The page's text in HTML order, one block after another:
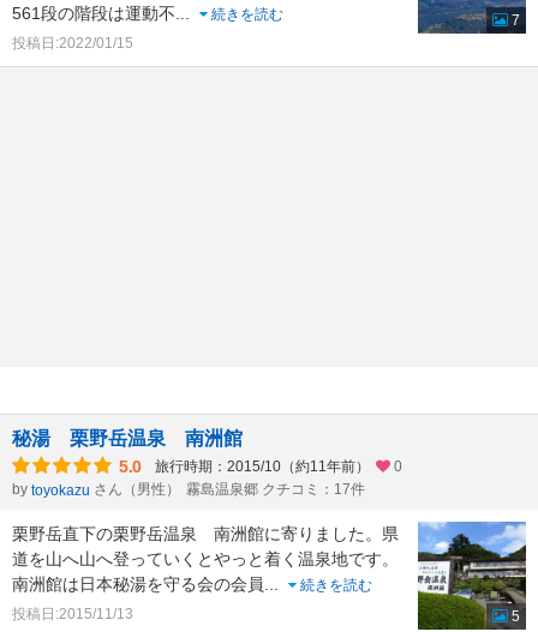
561段の階段は運動不...
続きを読む
投稿日:2022/01/15
7
秘湯 栗野岳温泉 南洲館
5.0 旅行時期：2015/10（約11年前）
0
by toyokazu さん（男性） 霧島温泉郷 クチコミ：17件
栗野岳直下の栗野岳温泉 南洲館に寄りました。県
道を山へ山へ登っていくとやっと着く温泉地です。
南洲館は日本秘湯を守る会の会員...
続きを読む
投稿日:2015/11/13
5